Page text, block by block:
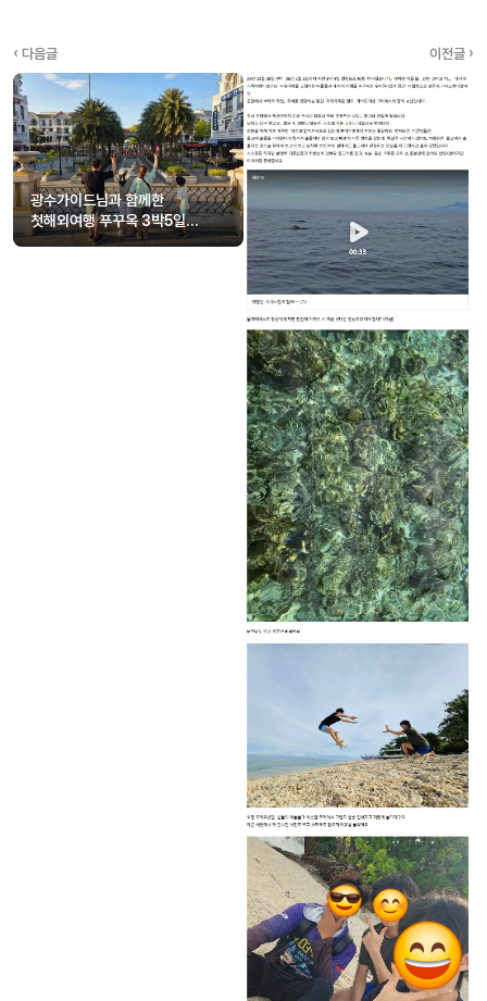
‹ 다음글
광수가이드님과 함께한
첫해외여행 푸꾸옥 3박5일
좋은추억많이 남겼습니다!!
이전글 ›